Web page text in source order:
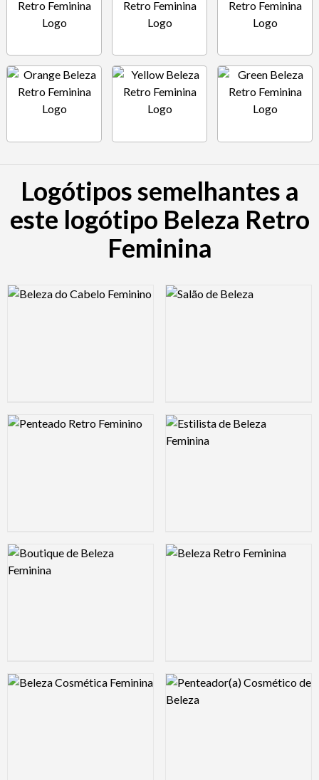
Logótipos semelhantes a
este logótipo Beleza Retro
Feminina
Logo Preview Image Logo Preview Image
Logo Preview Image Logo Preview Image
Logo Preview Image Logo Preview Image
Logo Preview Image Logo Preview Image